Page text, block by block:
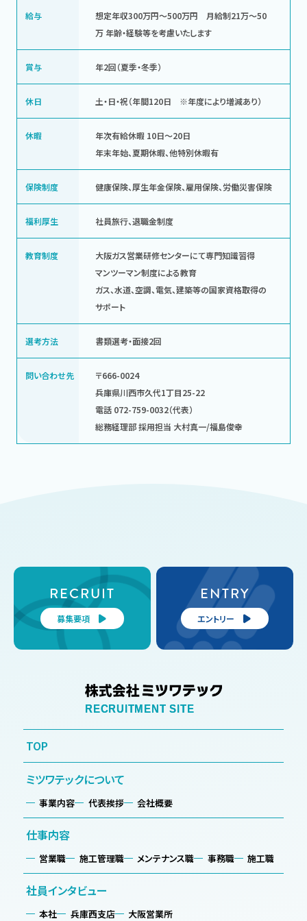
給与
想定年収300万円～500万円 月給制21万～50
万 年齢・経験等を考慮いたします
賞与 年2回（夏季・冬季）
休日 土・日・祝（年間120日 ※年度により増減あり）
休暇
年次有給休暇 10日～20日
年末年始、夏期休暇、他特別休暇有
保険制度 健康保険、厚生年金保険、雇用保険、労働災害保険
福利厚生 社員旅行、退職金制度
教育制度
大阪ガス営業研修センターにて専門知識習得
マンツーマン制度による教育
ガス、水道、空調、電気、建築等の国家資格取得の
サポート
選考方法 書類選考・面接2回
問い合わせ先
〒666-0024
兵庫県川西市久代1丁目25-22
電話 072-759-0032（代表）
総務経理部 採用担当 大村真一/福島俊幸
RECRUIT
募集要項
ENTRY
エントリー
TOP
ミツワテックについて
事業内容 代表挨拶 会社概要
仕事内容
営業職 施工管理職 メンテナンス職 事務職 施工職
社員インタビュー
本社 兵庫西支店 大阪営業所